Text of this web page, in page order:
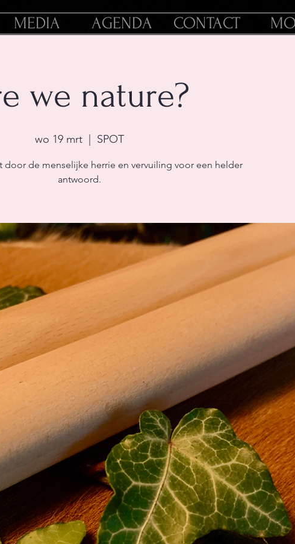
MEDIA AGENDA CONTACT
we nature?
wo 19 mrt SPOT
door de menselijke herrie en vervuiling voor een helder
antwoord.